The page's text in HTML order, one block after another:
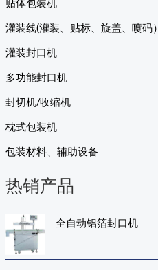
贴体包装机
灌装线(灌装、贴标、旋盖、喷码）
灌装封口机
多功能封口机
封切机/收缩机
枕式包装机
包装材料、辅助设备
热销产品
全自动铝箔封口机